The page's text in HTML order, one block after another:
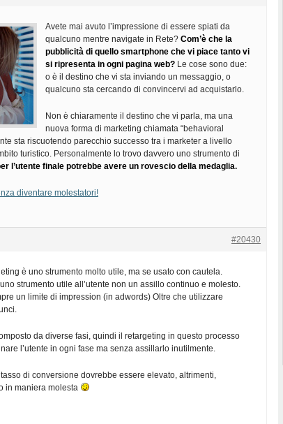
Avete mai avuto l’impressione di essere spiati da
qualcuno mentre navigate in Rete? Com’è che la
pubblicità di quello smartphone che vi piace tanto vi
si ripresenta in ogni pagina web? Le cose sono due:
o è il destino che vi sta inviando un messaggio, o
qualcuno sta cercando di convincervi ad acquistarlo.
Non è chiaramente il destino che vi parla, ma una
nuova forma di marketing chiamata “behavioral
sta riscuotendo parecchio successo tra i marketer a livello
turistico. Personalmente lo trovo davvero uno strumento di
l’utente finale potrebbe avere un rovescio della medaglia.
diventare molestatori!
#20430
è uno strumento molto utile, ma se usato con cautela.
strumento utile all’utente non un assillo continuo e molesto.
un limite di impression (in adwords) Oltre che utilizzare
da diverse fasi, quindi il retargeting in questo processo
l’utente in ogni fase ma senza assillarlo inutilmente.
di conversione dovrebbe essere elevato, altrimenti,
in maniera molesta